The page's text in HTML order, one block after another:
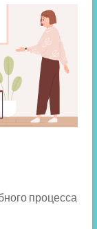
процесса